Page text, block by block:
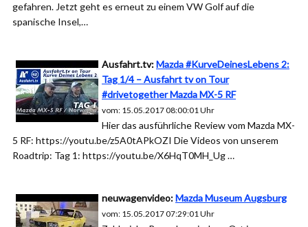
gefahren. Jetzt geht es erneut zu einem VW Golf auf die
spanische Insel,…
Ausfahrt.tv:Mazda #KurveDeinesLebens 2:
Tag 1/4 – Ausfahrt tv on Tour
#drivetogether Mazda MX-5 RF
vom: 15.05.2017 08:00:01 Uhr
Hier das ausführliche Review vom Mazda MX-
5 RF: https://youtu.be/z5A0tAPkOZI Die Videos von unserem
Roadtrip: Tag 1: https://youtu.be/X6HqT0MH_Ug …
neuwagenvideo:Mazda Museum Augsburg
vom: 15.05.2017 07:29:01 Uhr